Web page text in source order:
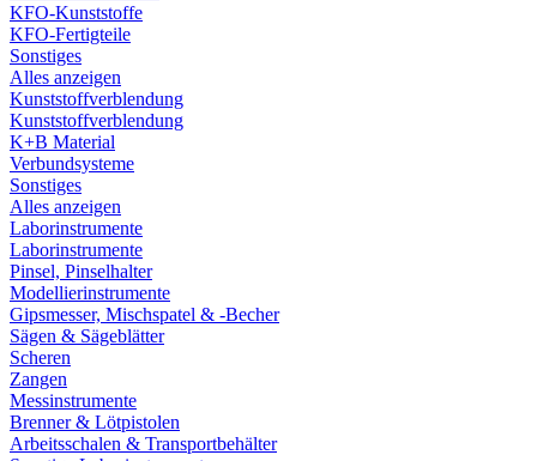
KFO-Kunststoffe
KFO-Fertigteile
Sonstiges
Alles anzeigen
Kunststoffverblendung
Kunststoffverblendung
K+B Material
Verbundsysteme
Sonstiges
Alles anzeigen
Laborinstrumente
Laborinstrumente
Pinsel, Pinselhalter
Modellierinstrumente
Gipsmesser, Mischspatel & -Becher
Sägen & Sägeblätter
Scheren
Zangen
Messinstrumente
Brenner & Lötpistolen
Arbeitsschalen & Transportbehälter